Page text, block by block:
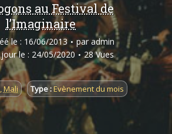
au Festival de
l’Imaginaire
le : 16/06/2013 par admin
le : 24/05/2020
28 Vues
,Mali Type :Evènement du mois